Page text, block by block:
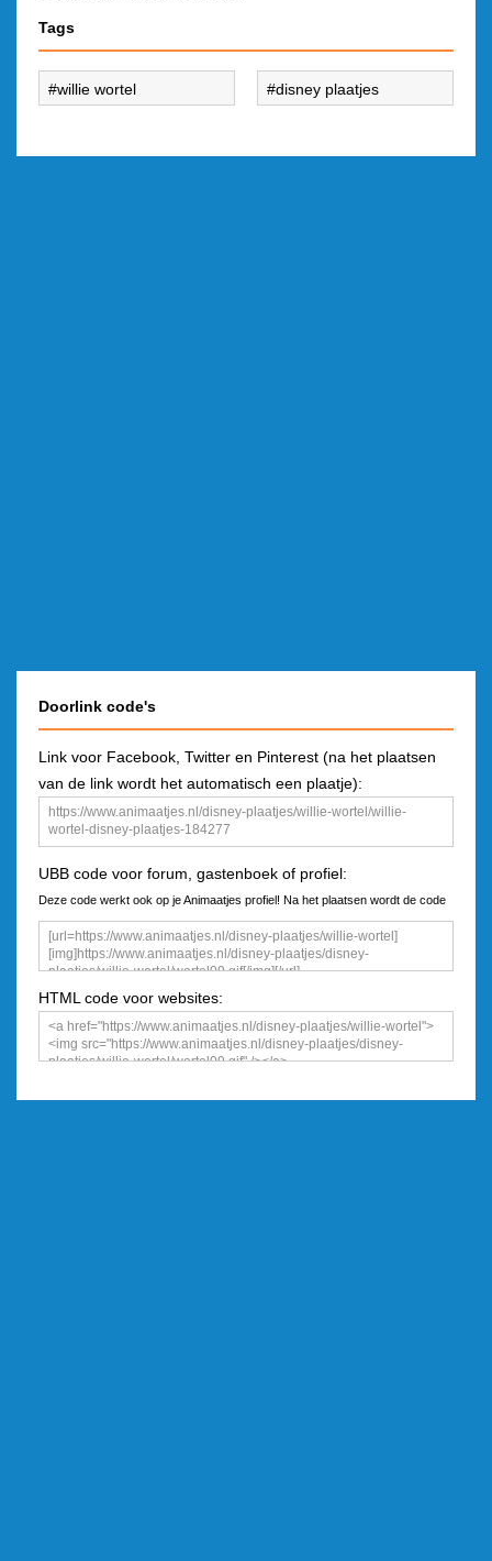
Tags
willie wortel disney plaatjes
Doorlink code's
Link voor Facebook, Twitter en Pinterest (na het plaatsen
van de link wordt het automatisch een plaatje):
UBB code voor forum, gastenboek of profiel:
Deze code werkt ook op je Animaatjes profiel! Na het plaatsen wordt de code
een plaatje
HTML code voor websites: